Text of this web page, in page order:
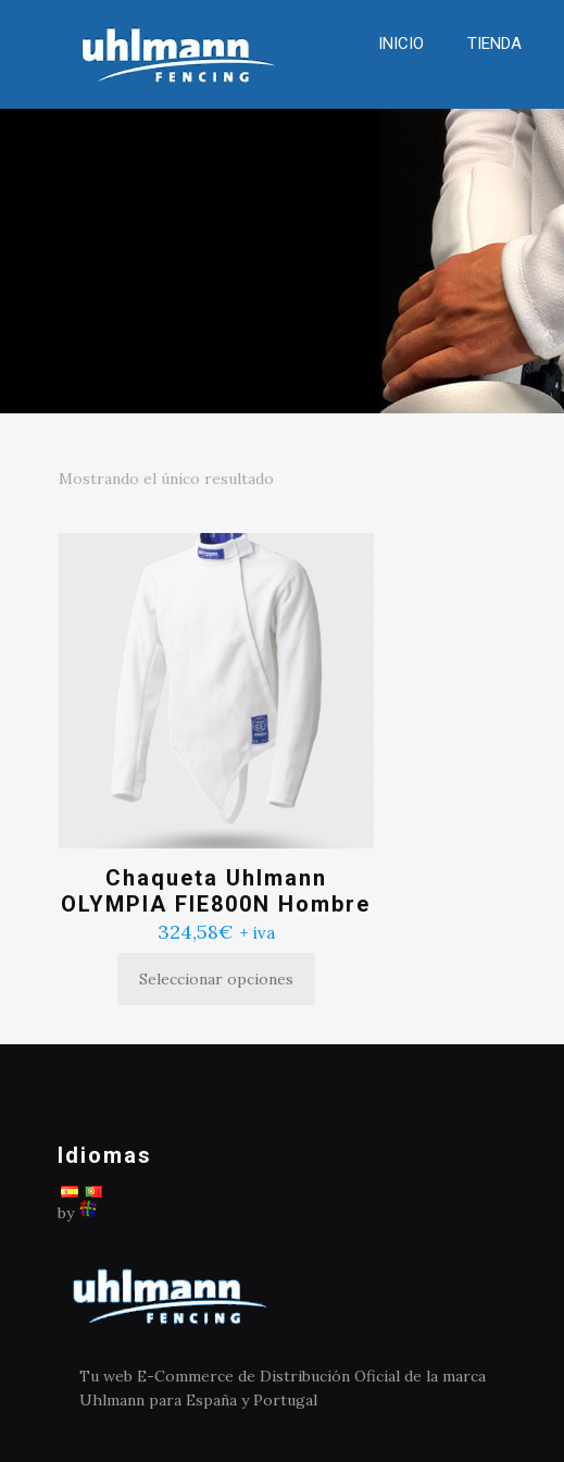
INICIO TIENDA
Mostrando el único resultado
Chaqueta Uhlmann
OLYMPIA FIE800N Hombre
324,58€ + iva
Seleccionar opciones
Este
se
página
de
producto
Idiomas
by
Tu web E-Commerce de Distribución Oficial de la marca
Uhlmann para España y Portugal